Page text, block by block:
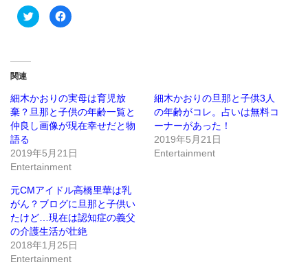
ク
リ
(新
し
い
ウ
ィ
ウ
で
開
ま
す)
Facebook
で
ッ
ク
し
て
く
い
(新
し
ウ
ィ
ン
ド
ウ
で
開
き
ま
す)
関連
細木かおりの実母は育児放
棄？旦那と子供の年齢一覧と
仲良し画像が現在幸せだと物
語る
2019年5月21日
Entertainment
細木かおりの旦那と子供3人
の年齢がコレ。占いは無料コ
ーナーがあった！
2019年5月21日
Entertainment
元CMアイドル高橋里華は乳
がん？ブログに旦那と子供い
たけど…現在は認知症の義父
の介護生活が壮絶
2018年1月25日
Entertainment